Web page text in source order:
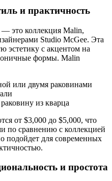
и практичность
это коллекция Malin,
Studio McGee. Эта
эстетику с акцентом на
формы. Malin
или двумя раковинами
из кварца
от $3,000 до $5,000, что
по сравнению с коллекцией
подойдет для современных
и простота